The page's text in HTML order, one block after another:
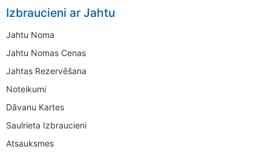
Izbraucieni ar Jahtu
Jahtu Noma
Jahtu Nomas Cenas
Jahtas Rezervēšana
Noteikumi
Dāvanu Kartes
Saulrieta Izbraucieni
Atsauksmes